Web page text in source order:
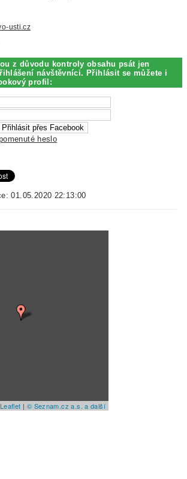
usti.cz
z důvodu kontroly obsahu psát jen
návštěvníci. Přihlásit se můžete i
profil:
heslo
01.05.2020 22:13:00
Leaflet | © Seznam.cz a.s. a další